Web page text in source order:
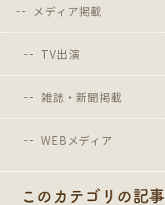
メディア掲載
TV出演
雑誌・新聞掲載
WEBメディア
このカテゴリの記事